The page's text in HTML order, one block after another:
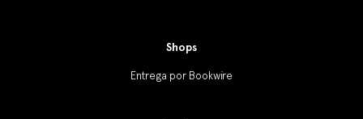
Shops
Entrega por Bookwire